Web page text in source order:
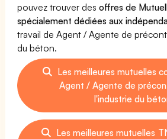
pouvez trouver desoffres de
spécialement dédiées aux
travail de Agent / Agente de
du béton.
Les meilleures mutuelles
Agent / Agente de
l'industrie du
Les meilleures mutuelles